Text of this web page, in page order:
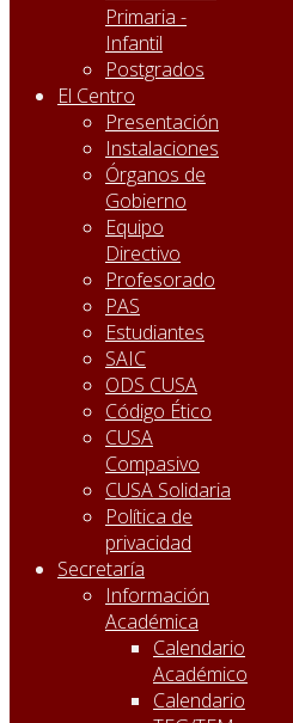
Primaria -
Infantil
Postgrados
El Centro
Presentación
Instalaciones
Órganos de
Gobierno
Equipo
Directivo
Profesorado
PAS
Estudiantes
SAIC
ODS CUSA
Código Ético
CUSA
Compasivo
CUSA Solidaria
Política de
privacidad
Secretaría
Información
Académica
Calendario
Académico
Calendario